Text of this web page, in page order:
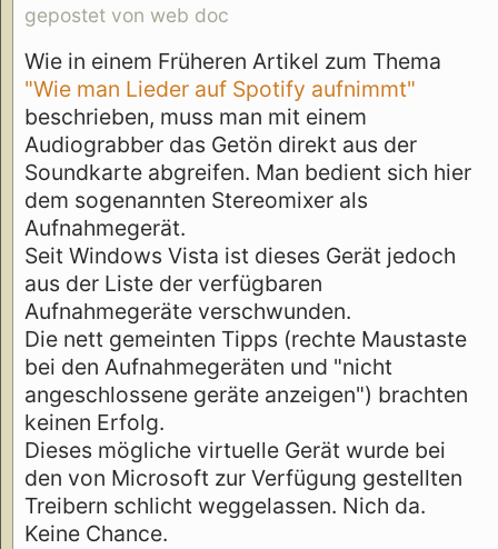
gepostet von web doc
Wie in einem Früheren Artikel zum Thema
"Wie man Lieder auf Spotify aufnimmt"
beschrieben, muss man mit einem
Audiograbber das Getön direkt aus der
Soundkarte abgreifen. Man bedient sich hier
dem sogenannten Stereomixer als
Aufnahmegerät.
Seit Windows Vista ist dieses Gerät jedoch
aus der Liste der verfügbaren
Aufnahmegeräte verschwunden.
Die nett gemeinten Tipps (rechte Maustaste
bei den Aufnahmegeräten und "nicht
angeschlossene geräte anzeigen") brachten
keinen Erfolg.
Dieses mögliche virtuelle Gerät wurde bei
den von Microsoft zur Verfügung gestellten
Treibern schlicht weggelassen. Nich da.
Keine Chance.